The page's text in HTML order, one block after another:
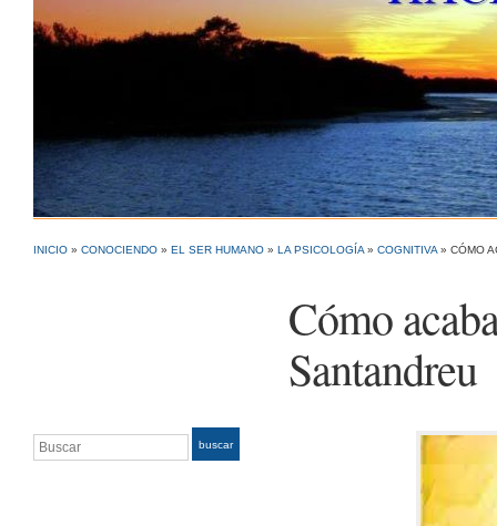
INICIO » CONOCIENDO » EL SER HUMANO » LA PSICOLOGÍA » COGNITIVA » CÓMO
Cómo
Santandreu
Buscar buscar